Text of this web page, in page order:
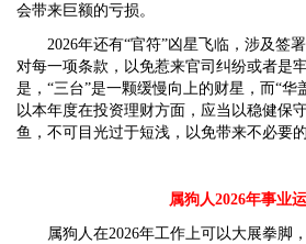
会带来巨额的亏损。
2026年还有“官符”凶星飞临，涉及签
对每一项条款，以免惹来官司纠纷或者是
是，“三台”是一颗缓慢向上的财星，而“华
以本年度在投资理财方面，应当以稳健保
鱼，不可目光过于短浅，以免带来不必要的
属狗人2026年事业
属狗人在2026年工作上可以大展拳脚